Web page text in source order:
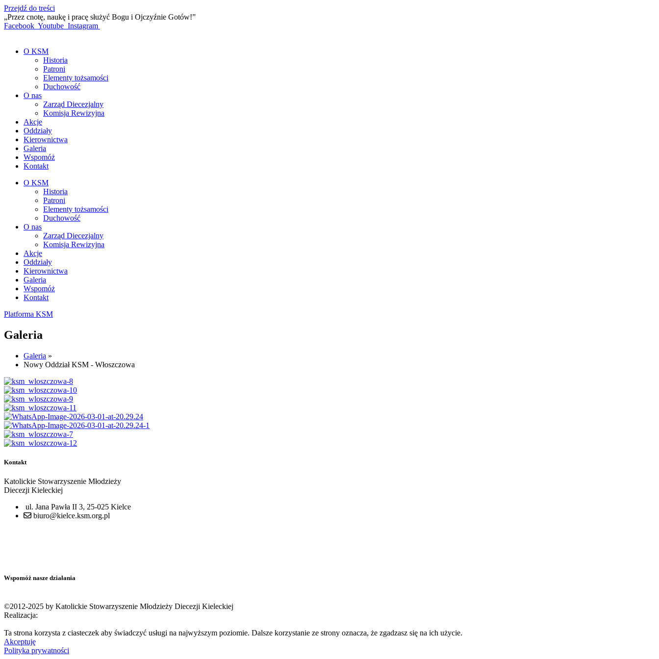
Przejdź do treści
„Przez cnotę, naukę i pracę służyć Bogu i Ojczyźnie Gotów!”
Facebook Youtube Instagram
O KSM
Historia
Patroni
Elementy tożsamości
Duchowość
O nas
Zarząd Diecezjalny
Komisja Rewizyjna
Akcje
Oddziały
Kierownictwa
Galeria
Wspomóż
Kontakt
O KSM
Historia
Patroni
Elementy tożsamości
Duchowość
O nas
Zarząd Diecezjalny
Komisja Rewizyjna
Akcje
Oddziały
Kierownictwa
Galeria
Wspomóż
Kontakt
Platforma KSM
Galeria
Galeria »
Nowy Oddział KSM - Włoszczowa
Kontakt
Katolickie Stowarzyszenie Młodzieży
Diecezji Kieleckiej
ul. Jana Pawła II 3, 25-025 Kielce
biuro@kielce.ksm.org.pl
Wspomóż nasze działania
©2012-2025 by Katolickie Stowarzyszenie Młodzieży Diecezji Kieleckiej
Realizacja:
Ta strona korzysta z ciasteczek aby świadczyć usługi na najwyższym poziomie. Dalsze korzystanie ze strony oznacza, że zgadzasz się na ich użycie.
Akceptuję
Polityka prywatności